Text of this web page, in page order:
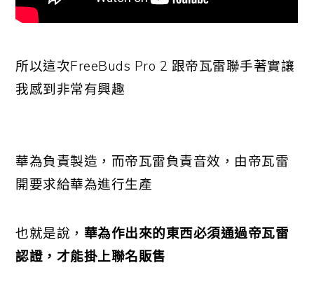
所以這次FreeBuds Pro 2 跟帝瓦雷聯手著實讓
我感到非常有興趣
華為負責製造，而帝瓦雷負責音效，由帝瓦雷
開要求給華為進行生產
也就是說， 華為作出來的東西必須通過帝瓦雷
認證，才能掛上聯名販售